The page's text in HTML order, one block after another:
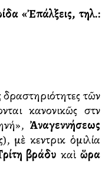
«Ἐπάλξεις, τηλ.:
τῶν
κανονικῶς στὴν
Ἀναγεννήσεως
κεντρικὴ ὁμιλία
βράδυ καὶὥρα